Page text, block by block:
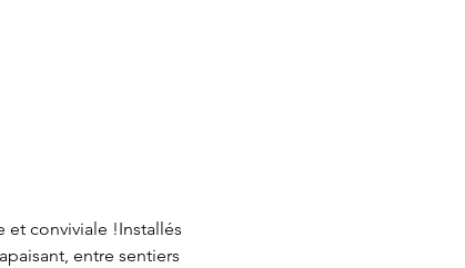
et conviviale !Installés
entre sentiers